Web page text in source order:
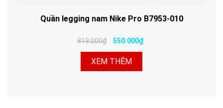
Quần legging nam Nike Pro B7953-010
819.000₫ 550.000₫
XEM THÊM